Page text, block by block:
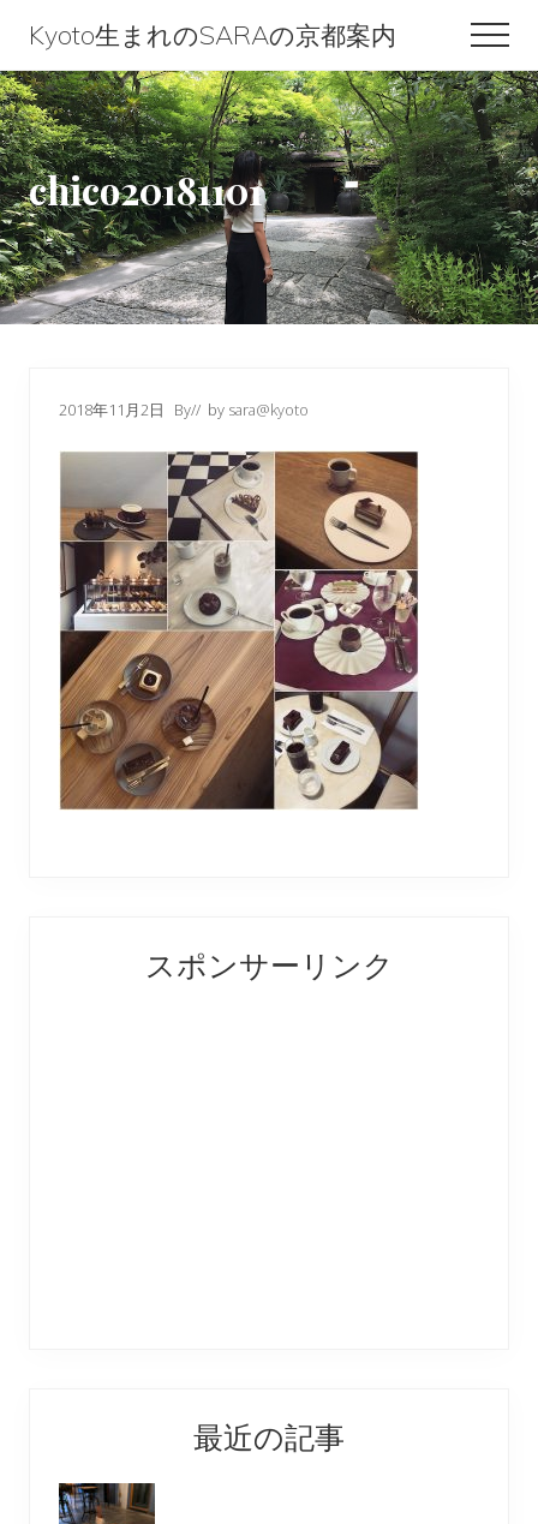
content
primary
sidebar
footer
Kyoto生まれのSARAの京都案内
Kyoto
生
ま
れ
の
SARA
の
chico20181101
2018年11月2日 By// by sara@kyoto
Interactions
Sidebarスポンサーリンク
最近の記事